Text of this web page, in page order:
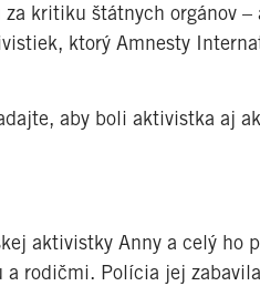
kritiku štátnych orgánov –
ktorý Amnesty
aby boli aktivistka aj
aktivistky Anny a celý ho
a rodičmi. Polícia jej